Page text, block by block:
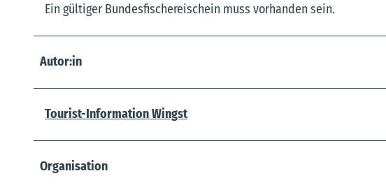
Ein gültiger Bundesfischereischein muss vorhanden sein.
Autor:in
Tourist-Information Wingst
Organisation